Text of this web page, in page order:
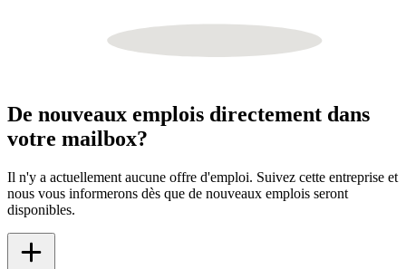
De nouveaux emplois directement dans
votre mailbox?
Il n'y a actuellement aucune offre d'emploi. Suivez cette entreprise et
nous vous informerons dès que de nouveaux emplois seront
disponibles.